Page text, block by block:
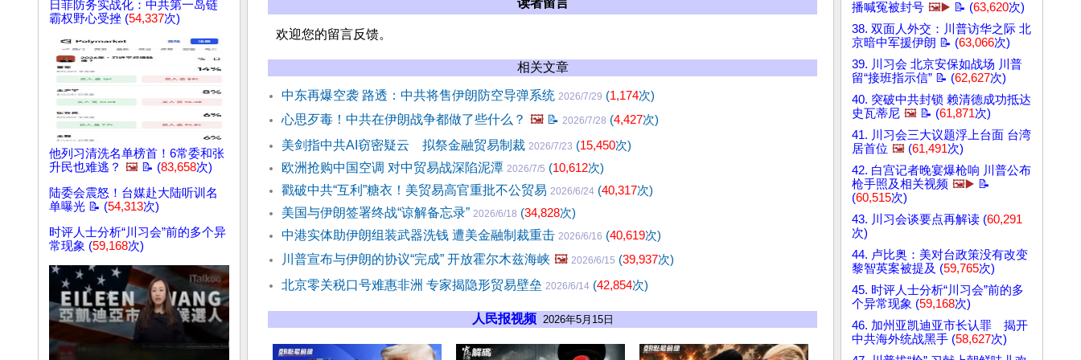
日菲防务实战化：中共第一岛链
霸权野心受挫 (54,337次)
他列习清洗名单榜首！6常委和张
升民也难逃？ 🖼️ 📝 (83,658次)
陆委会震怒！台媒赴大陆听训名
单曝光 📝 (54,313次)
时评人士分析“川习会”前的多个异
常现象 (59,168次)
读者留言
欢迎您的留言反馈。
相关文章
中东再爆空袭 路透：中共将售伊朗防空导弹系统 2026/7/29 (1,174次)
心思歹毒！中共在伊朗战争都做了些什么？ 🖼️ 📝 2026/7/28 (4,427次)
美剑指中共AI窃密疑云 拟祭金融贸易制裁 2026/7/23 (15,450次)
欧洲抢购中国空调 对中贸易战深陷泥潭 2026/7/5 (10,612次)
戳破中共“互利”糖衣！美贸易高官重批不公贸易 2026/6/24 (40,317次)
美国与伊朗签署终战“谅解备忘录” 2026/6/18 (34,828次)
中港实体助伊朗组装武器洗钱 遭美金融制裁重击 2026/6/16 (40,619次)
川普宣布与伊朗的协议“完成” 开放霍尔木兹海峡 🖼️ 2026/6/15 (39,937次)
北京零关税口号难惠非洲 专家揭隐形贸易壁垒 2026/6/14 (42,854次)
人民报视频 2026年5月15日
播喊冤被封号 🖼️▶️ 📝 (63,620次)
38. 双面人外交：川普访华之际 北
京暗中军援伊朗 📝 (63,066次)
39. 川习会 北京安保如战场 川普
留“接班指示信” 📝 (62,627次)
40. 突破中共封锁 赖清德成功抵达
史瓦蒂尼 🖼️ 📝 (61,871次)
41. 川习会三大议题浮上台面 台湾
居首位 🖼️ (61,491次)
42. 白宫记者晚宴爆枪响 川普公布
枪手照及相关视频 🖼️▶️ 📝
(60,515次)
43. 川习会谈要点再解读 (60,291
次)
44. 卢比奥：美对台政策没有改变
黎智英案被提及 (59,765次)
45. 时评人士分析“川习会”前的多
个异常现象 (59,168次)
46. 加州亚凯迪亚市长认罪 揭开
中共海外统战黑手 (58,627次)